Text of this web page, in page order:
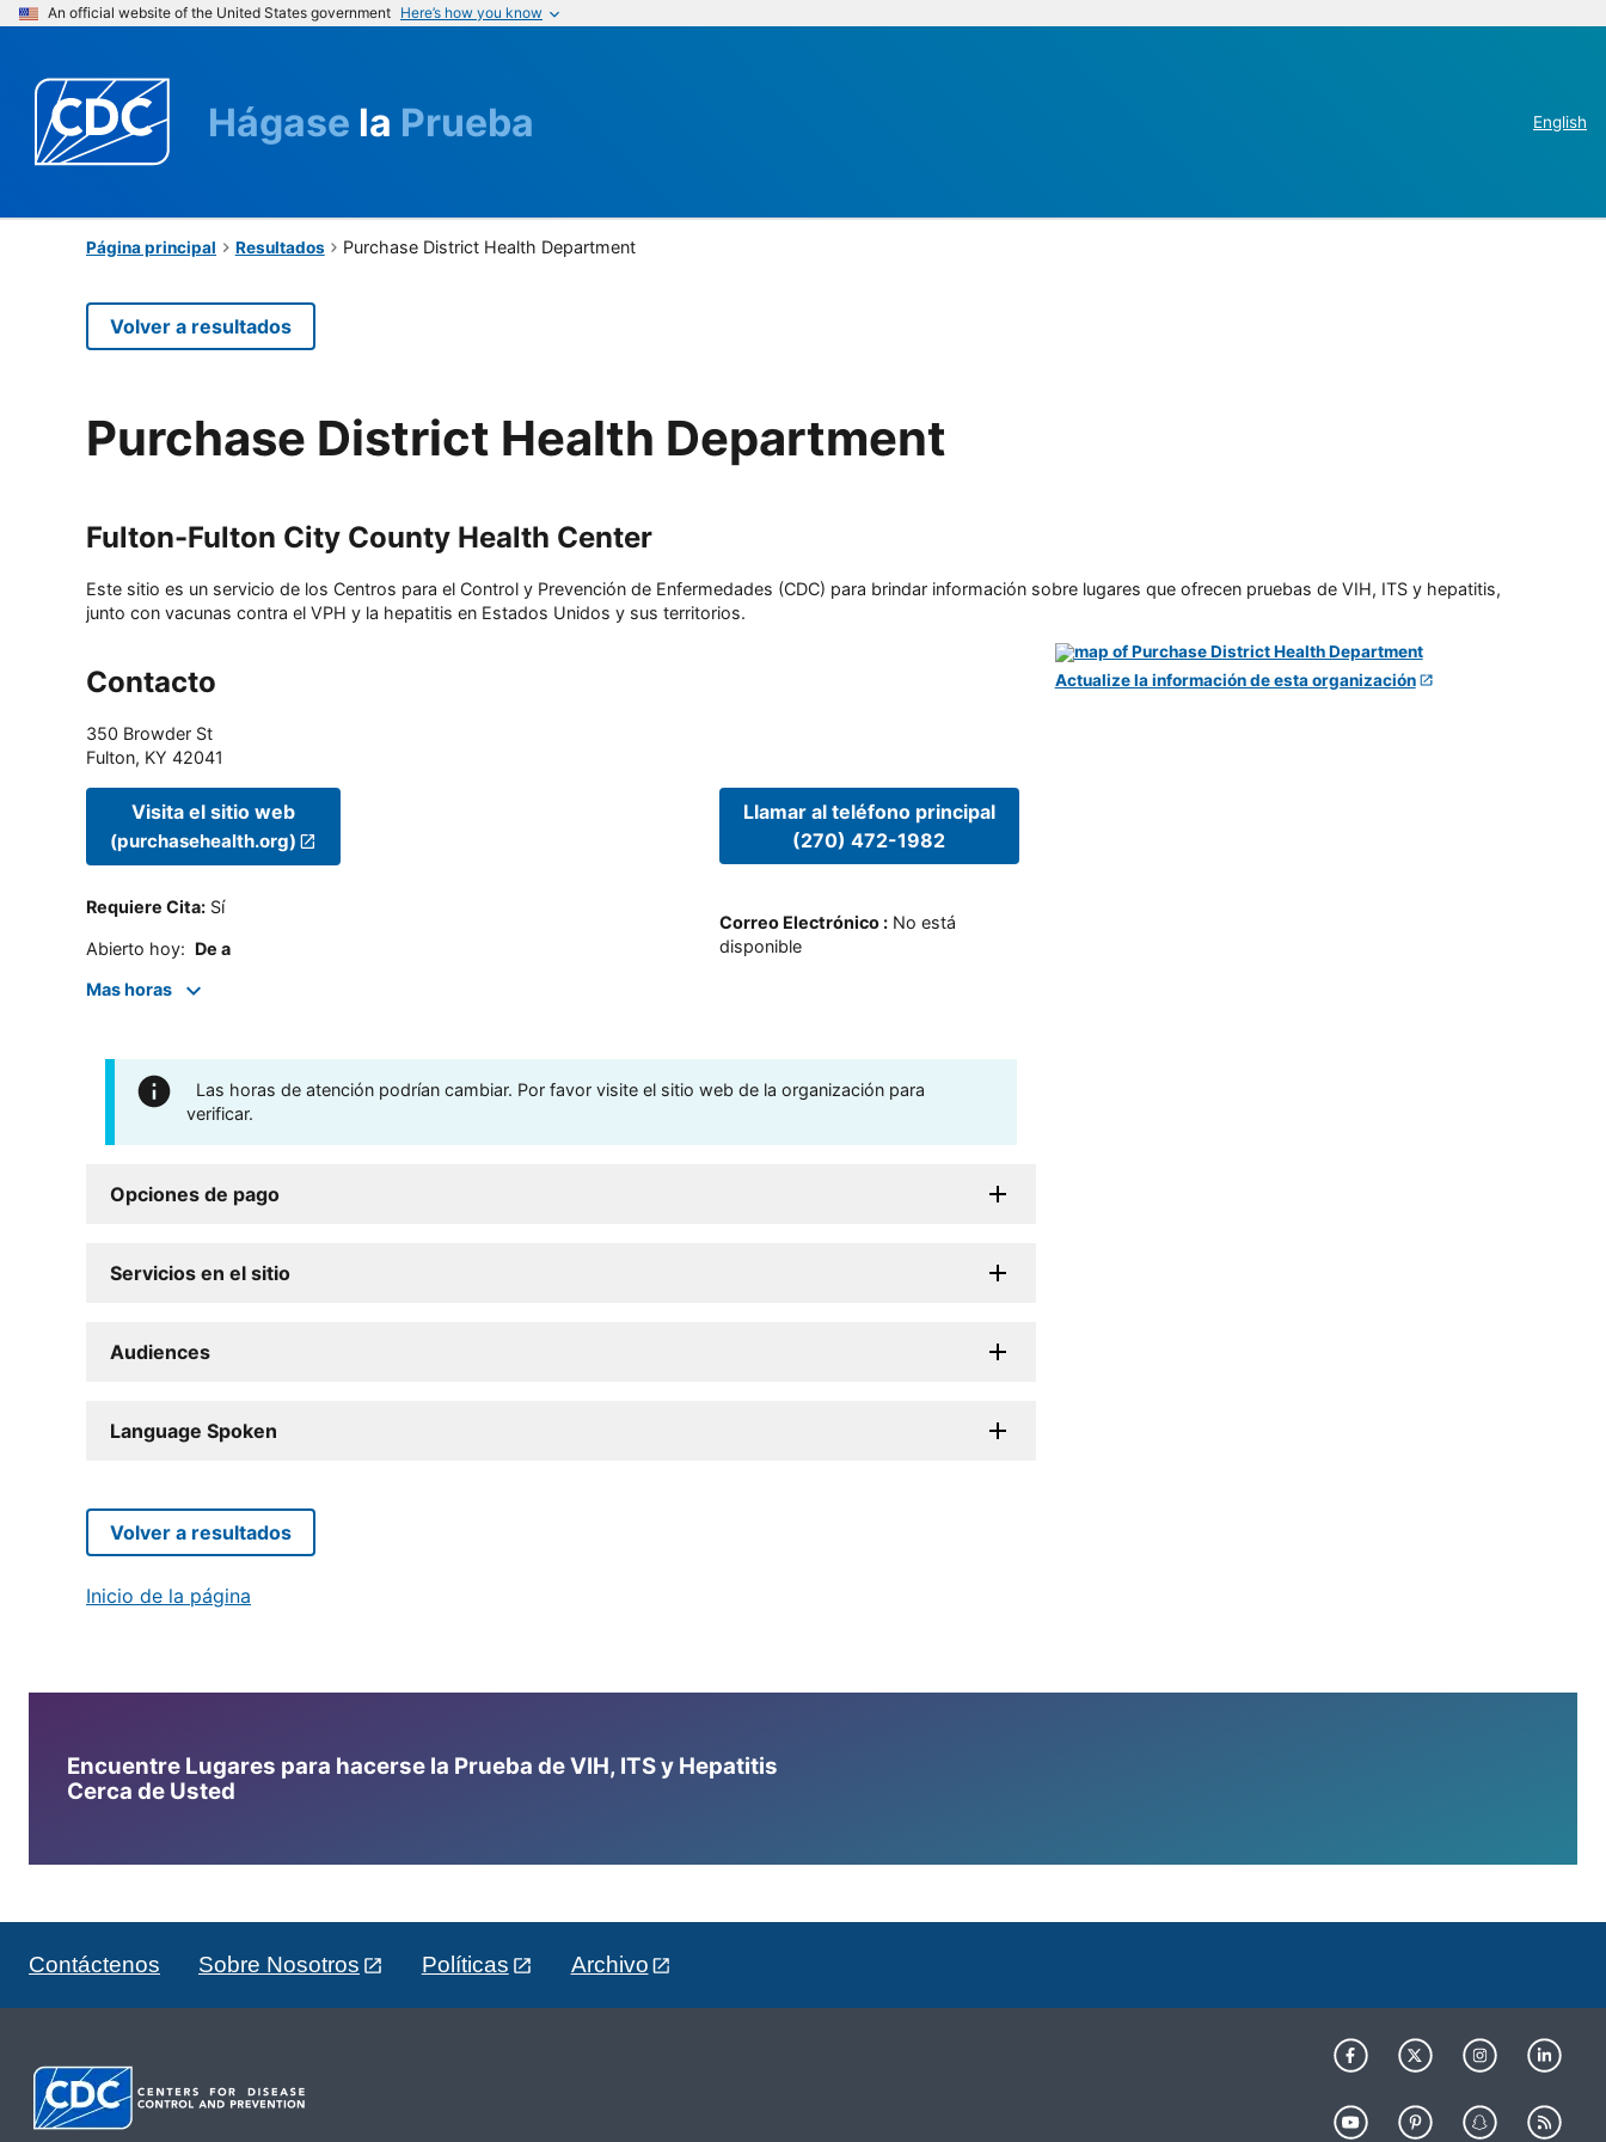
An official website of the United States government Here’s how you know
Hágase la Prueba English
Página principal Resultados Purchase District Health Department
Volver a resultados
Purchase District Health Department
Fulton-Fulton City County Health Center
Este sitio es un servicio de los Centros para el Control y Prevención de Enfermedades (CDC) para brindar información sobre lugares que ofrecen pruebas de VIH, ITS y hepatitis,
junto con vacunas contra el VPH y la hepatitis en Estados Unidos y sus territorios.
Contacto
350 Browder St
Fulton, KY 42041
Visita el sitio web
(purchasehealth.org)
Requiere Cita: Sí
Abierto hoy: De a
Mas horas
Llamar al teléfono principal
(270) 472-1982
Correo Electrónico: No está
disponible
Las horas de atención podrían cambiar. Por favor visite el sitio web de la organización para
verificar.
Opciones de pago
Servicios en el sitio
Audiences
Language Spoken
Actualize la información de esta organización
Volver a resultados
Inicio de la página
Encuentre Lugares para hacerse la Prueba de VIH, ITS y Hepatitis
Cerca de Usted
Contáctenos Sobre Nosotros Políticas Archivo